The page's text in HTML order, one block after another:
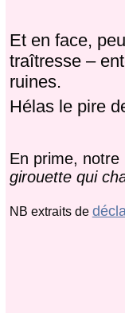
Et en face,
traîtresse –
ruines.
Hélas le pire
En prime, notre
girouette qui
NB extraits de